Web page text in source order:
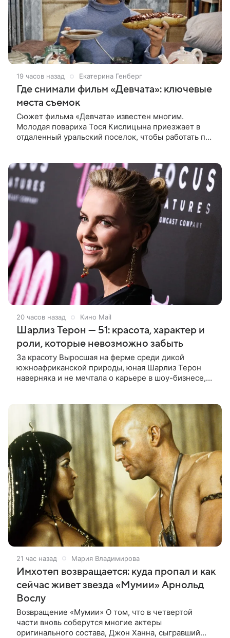
19 часов назад Екатерина Генберг
Где снимали фильм «Девчата»: ключевые
места съемок
Сюжет фильма «Девчата» известен многим.
Молодая повариха Тося Кислицына приезжает в
отдаленный уральский поселок, чтобы работать по
20 часов назад Кино Mail
Шарлиз Терон — 51: красота, характер и
роли, которые невозможно забыть
За красоту Выросшая на ферме среди дикой
южноафриканской природы, юная Шарлиз Терон
наверняка и не мечтала о карьере в шоу-бизнесе,
21 час назад Мария Владимирова
Имхотеп возвращается: куда пропал и как
сейчас живет звезда «Мумии» Арнольд
Вослу
Возвращение «Мумии» О том, что в четвертой
части вновь соберутся многие актеры
оригинального состава, Джон Ханна, сыгравший